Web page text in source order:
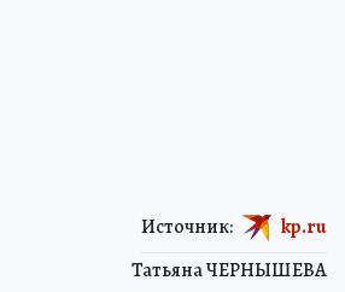
Татьяна ЧЕРНЫШЕВА
Источник: kp.ru